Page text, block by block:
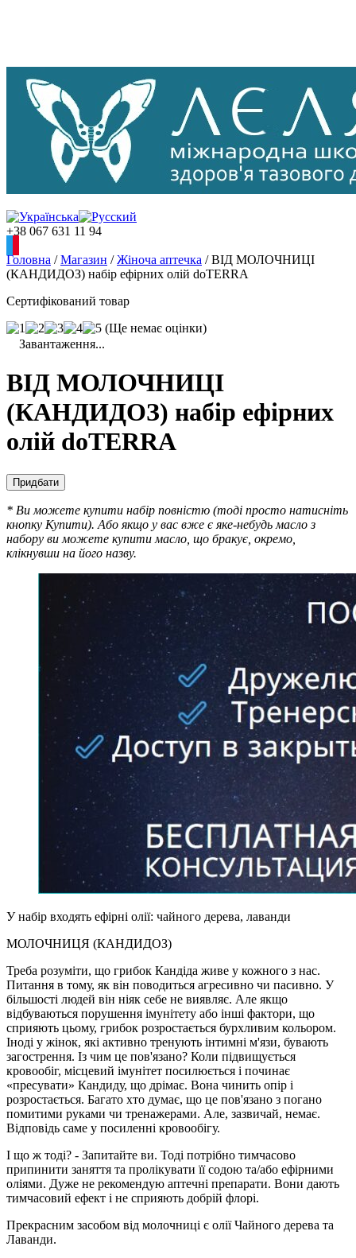
+38 067 631 11 94
Головна / Магазин / Жіноча аптечка / ВІД МОЛОЧНИЦІ
(КАНДИДОЗ) набір ефірних олій doTERRA
Сертифікований товар
(Ще немає оцінки)
Завантаження...
ВІД МОЛОЧНИЦІ
(КАНДИДОЗ) набір ефірних
олій doTERRA
Придбати
* Ви можете купити набір повністю (тоді просто натисніть
кнопку Купити). Або якщо у вас вже є яке-небудь масло з
набору ви можете купити масло, що бракує, окремо,
клікнувши на його назву.
У набір входять ефірні олії: чайного дерева, лаванди
МОЛОЧНИЦЯ (КАНДИДОЗ)
Треба розуміти, що грибок Кандіда живе у кожного з нас.
Питання в тому, як він поводиться агресивно чи пасивно. У
більшості людей він ніяк себе не виявляє. Але якщо
відбуваються порушення імунітету або інші фактори, що
сприяють цьому, грибок розростається бурхливим кольором.
Іноді у жінок, які активно тренують інтимні м'язи, бувають
загострення. Із чим це пов'язано? Коли підвищується
кровообіг, місцевий імунітет посилюється і починає
«пресувати» Кандиду, що дрімає. Вона чинить опір і
розростається. Багато хто думає, що це пов'язано з погано
помитими руками чи тренажерами. Але, зазвичай, немає.
Відповідь саме у посиленні кровообігу.
І що ж тоді? - Запитайте ви. Тоді потрібно тимчасово
припинити заняття та пролікувати її содою та/або ефірними
оліями. Дуже не рекомендую аптечні препарати. Вони дають
тимчасовий ефект і не сприяють добрій флорі.
Прекрасним засобом від молочниці є олії Чайного дерева та
Лаванди.